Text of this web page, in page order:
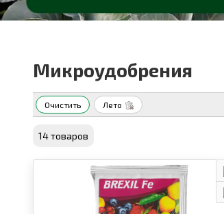
Микроудобрения
Очистить Лето
14 товаров